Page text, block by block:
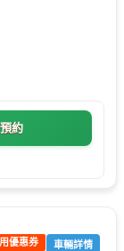
預約
優惠券 車輛詳情